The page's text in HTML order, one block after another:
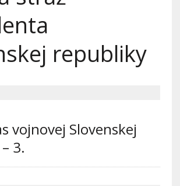
republiky
vojnovej Slovenskej
3.